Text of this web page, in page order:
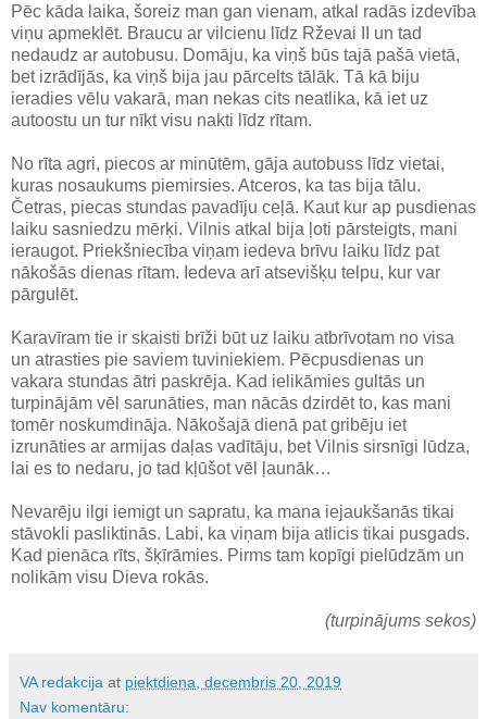
Pēc kāda laika, šoreiz man gan vienam, atkal radās izdevība
viņu apmeklēt. Braucu ar vilcienu līdz Rževai II un tad
nedaudz ar autobusu. Domāju, ka viņš būs tajā pašā vietā,
bet izrādījās, ka viņš bija jau pārcelts tālāk. Tā kā biju
ieradies vēlu vakarā, man nekas cits neatlika, kā iet uz
autoostu un tur nīkt visu nakti līdz rītam.
No rīta agri, piecos ar minūtēm, gāja autobuss līdz vietai,
kuras nosaukums piemirsies. Atceros, ka tas bija tālu.
Četras, piecas stundas pavadīju ceļā. Kaut kur ap pusdienas
laiku sasniedzu mērķi. Vilnis atkal bija ļoti pārsteigts, mani
ieraugot. Priekšniecība viņam iedeva brīvu laiku līdz pat
nākošās dienas rītam. Iedeva arī atsevišķu telpu, kur var
pārgulēt.
Karavīram tie ir skaisti brīži būt uz laiku atbrīvotam no visa
un atrasties pie saviem tuviniekiem. Pēcpusdienas un
vakara stundas ātri paskrēja. Kad ielikāmies gultās un
turpinājām vēl sarunāties, man nācās dzirdēt to, kas mani
tomēr noskumdināja. Nākošajā dienā pat gribēju iet
izrunāties ar armijas daļas vadītāju, bet Vilnis sirsnīgi lūdza,
lai es to nedaru, jo tad kļūšot vēl ļaunāk…
Nevarēju ilgi iemigt un sapratu, ka mana iejaukšanās tikai
stāvokli pasliktinās. Labi, ka viņam bija atlicis tikai pusgads.
Kad pienāca rīts, šķīrāmies. Pirms tam kopīgi pielūdzām un
nolikām visu Dieva rokās.
(turpinājums sekos)
VA redakcija at piektdiena, decembris 20, 2019
Nav komentāru: